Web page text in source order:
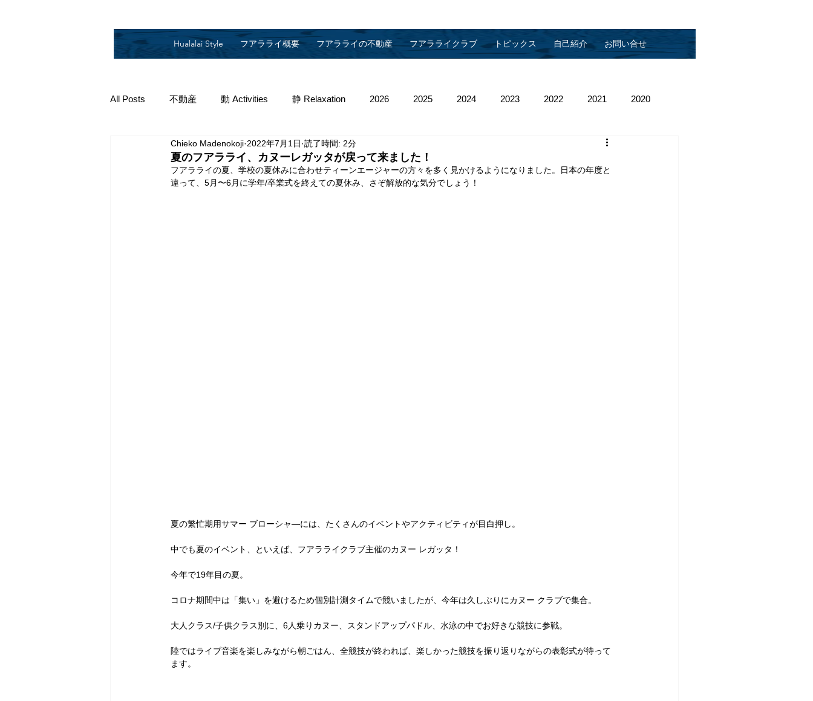
Hualalai Style フアラライ概要 フアラライの不動産 フアラライクラブ トピックス 自己紹介 お問い合せ
All Posts 不動産 動 Activities 静 Relaxation 2026 2025 2024 2023 2022 2021 2020
2018 2014 2013 2012 2011
夏のフアラライ、カヌーレガッタが戻って来ました！
Chieko Madenokoji 2022年7月1日 読了時間: 2分
フアラライの夏、学校の夏休みに合わせティーンエージャーの方々を多く見かけるようになりました。日本の年度と
違って、5月〜6月に学年/卒業式を終えての夏休み、さぞ解放的な気分でしょう！
夏の繁忙期用サマー ブローシャ―には、たくさんのイベントやアクティビティが目白押し。
中でも夏のイベント、といえば、フアラライクラブ主催のカヌー レガッタ！
今年で19年目の夏。
コロナ期間中は「集い」を避けるため個別計測タイムで競いましたが、今年は久しぶりにカヌー クラブで集合。
大人クラス/子供クラス別に、6人乗りカヌー、スタンドアップパドル、水泳の中でお好きな競技に参戦。
陸ではライブ音楽を楽しみながら朝ごはん、全競技が終われば、楽しかった競技を振り返りながらの表彰式が待って
ます。